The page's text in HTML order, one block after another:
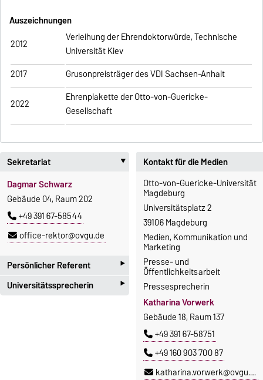
Auszeichnungen
2012
Verleihung der Ehrendoktorwürde, Technische
Universität Kiev
2017
Grusonpreisträger des VDI Sachsen-Anhalt
2022
Ehrenplakette der Otto-von-Guericke-
Gesellschaft
Sekretariat ‣
Dagmar Schwarz
Gebäude 04, Raum 202
+49 391 67-58544
office-rektor@ovgu.de
Persönlicher Referent ‣
Dr. Volker-Uwe Kirbs
Universitätssprecherin ‣
Kontakt für die Medien
Otto-von-Guericke-Universität
Magdeburg
Universitätsplatz 2
39106 Magdeburg
Medien, Kommunikation und
Marketing
Presse- und
Öffentlichkeitsarbeit
Pressesprecherin
Katharina Vorwerk
Gebäude 18, Raum 137
+49 391 67-58751
+49 160 903 700 87
katharina.vorwerk@ovgu.de